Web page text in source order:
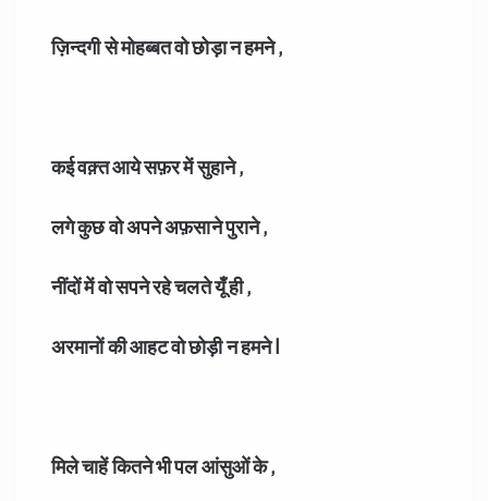
ज़िन्दगी से मोहब्बत वो छोड़ा न हमने ,
कई वक़्त आये सफ़र में सुहाने ,
लगे कुछ वो अपने अफ़साने पुराने ,
नींदों में वो सपने रहे चलते यूँ ही ,
अरमानों की आहट वो छोड़ी न हमने I
मिले चाहें कितने भी पल आंसुओं के ,